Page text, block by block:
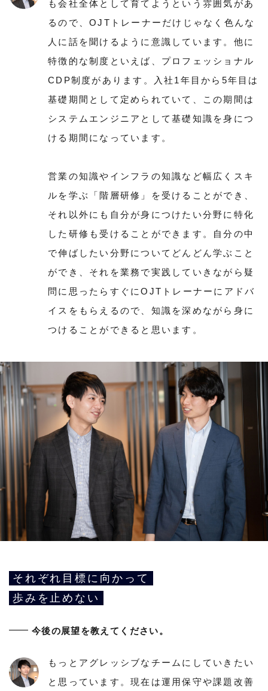
も会社全体として育てようという雰囲気があ
るので、OJTトレーナーだけじゃなく色んな
人に話を聞けるように意識しています。他に
特徴的な制度といえば、プロフェッショナル
CDP制度があります。入社1年目から5年目は
基礎期間として定められていて、この期間は
システムエンジニアとして基礎知識を身につ
ける期間になっています。
営業の知識やインフラの知識など幅広くスキ
ルを学ぶ「階層研修」を受けることができ、
それ以外にも自分が身につけたい分野に特化
した研修も受けることができます。自分の中
で伸ばしたい分野についてどんどん学ぶこと
ができ、それを業務で実践していきながら疑
問に思ったらすぐにOJTトレーナーにアドバ
イスをもらえるので、知識を深めながら身に
つけることができると思います。
それぞれ目標に向かって
歩みを止めない
今後の展望を教えてください。
もっとアグレッシブなチームにしていきたい
と思っています。現在は運用保守や課題改善